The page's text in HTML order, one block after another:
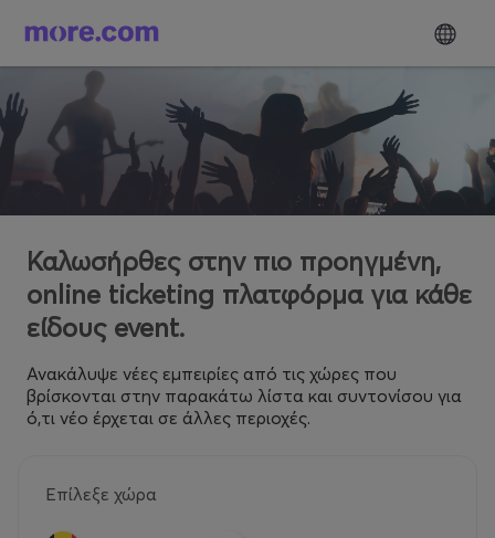
Καλωσήρθες στην πιο προηγμένη,
online ticketing πλατφόρμα για κάθε
είδους event.
Ανακάλυψε νέες εμπειρίες από τις χώρες που
βρίσκονται στην παρακάτω λίστα και συντονίσου για
ό,τι νέο έρχεται σε άλλες περιοχές.
Επίλεξε χώρα